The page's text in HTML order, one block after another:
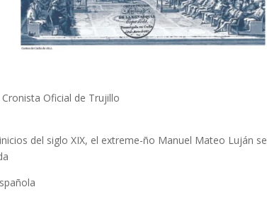
Oficial de Trujillo
del siglo XIX, el extreme-ño Manuel Mateo Luján se